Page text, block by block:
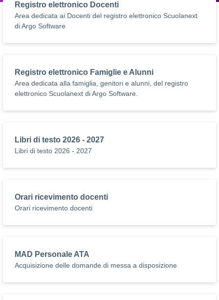
Registro elettronico Docenti
Area dedicata ai Docenti del registro elettronico Scuolanext
di Argo Software
Registro elettronico Famiglie e Alunni
Area dedicata alla famiglia, genitori e alunni, del registro
elettronico Scuolanext di Argo Software.
Libri di testo 2026 - 2027
Libri di testo 2026 - 2027
Orari ricevimento docenti
Orari ricevimento docenti
MAD Personale ATA
Acquisizione delle domande di messa a disposizione